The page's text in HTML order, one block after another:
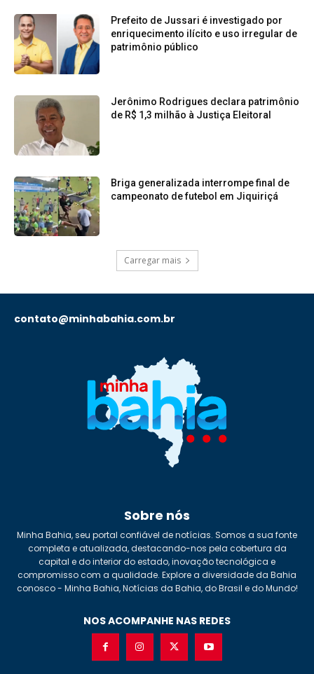
Prefeito de Jussari é investigado por
enriquecimento ilícito e uso irregular de
patrimônio público
Jerônimo Rodrigues declara patrimônio
de R$ 1,3 milhão à Justiça Eleitoral
Briga generalizada interrompe final de
campeonato de futebol em Jiquiriçá
Carregar mais
contato@minhabahia.com.br
Sobre nós
Minha Bahia, seu portal confiável de notícias. Somos a sua fonte
completa e atualizada, destacando-nos pela cobertura da
capital e do interior do estado, inovação tecnológica e
compromisso com a qualidade. Explore a diversidade da Bahia
conosco - Minha Bahia, Notícias da Bahia, do Brasil e do Mundo!
NOS ACOMPANHE NAS REDES